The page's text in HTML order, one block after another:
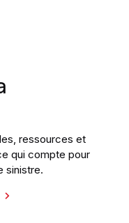
ressources et
qui compte pour
sinistre.